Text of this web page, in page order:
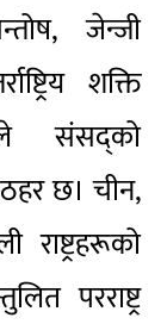
जेन्जी
शक्ति
संसद्को
छ। चीन,
राष्ट्रहरूको
परराष्ट्र